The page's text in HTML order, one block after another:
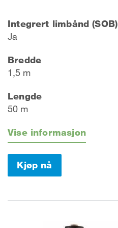
Integrert limbånd (SOB)
Ja
Bredde
1,5 m
Lengde
50 m
Vise informasjon
Kjøp nå